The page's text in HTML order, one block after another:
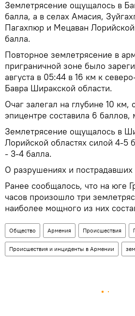
Землетрясение ощущалось в
балла, а в селах Амасия,
Пагахпюр и Мецаван
балла.
Повторное землетрясение в
приграничной зоне было
августа в 05:44 в 16 км к
Бавра Ширакской области.
Очаг залегал на глубине 10 км,
эпицентре составила 6 баллов,
Землетрясение ощущалось в
Лорийской областях силой 4-5
- 3-4 балла.
О разрушениях и
Ранее сообщалось, что на юге
часов произошло три
наиболее мощного из них
Общество Армения Происшествия
Происшествия и инциденты в Армении